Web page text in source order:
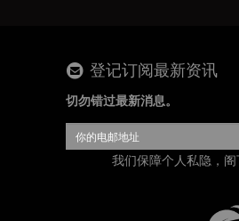
登记订阅最新资讯
切勿错过最新消息。
我们保障个人私隐，阁